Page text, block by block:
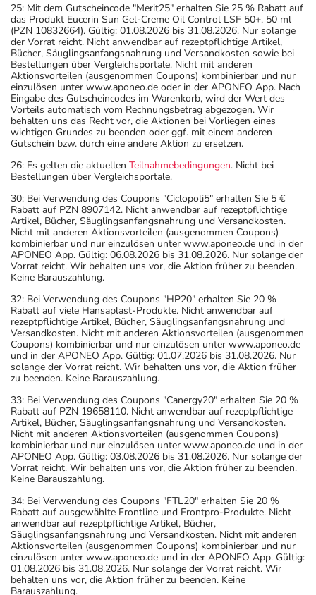
- Es kann Arzneimittel geben, mit denen
Wechselwirkungen auftreten. Sie sollten deswegen
generell vor der Behandlung mit einem neuen
Arzneimittel jedes andere, das Sie bereits anwenden,
dem Arzt oder Apotheker angeben. Das gilt auch für
Arzneimittel, die Sie selbst kaufen, nur gelegentlich
anwenden oder deren Anwendung schon einige Zeit
zurückliegt.
Bitte verwenden Sie dieses Arzneimittel nicht mehr nach
dem auf der Packung oder der Umverpackung
angegebenen Verfallsdatum. Das Verfallsdatum bezieht
sich auf den letzten Tag des angegebenen Monats.
25: Mit dem Gutscheincode "Merit25" erhalten Sie 25 % Rabatt auf
das Produkt Eucerin Sun Gel-Creme Oil Control LSF 50+, 50 ml
(PZN 10832664). Gültig: 01.08.2026 bis 31.08.2026. Nur solange
der Vorrat reicht. Nicht anwendbar auf rezeptpflichtige Artikel,
Bücher, Säuglingsanfangsnahrung und Versandkosten sowie bei
Bestellungen über Vergleichsportale. Nicht mit anderen
Aktionsvorteilen (ausgenommen Coupons) kombinierbar und nur
einzulösen unter www.aponeo.de oder in der APONEO App. Nach
Eingabe des Gutscheincodes im Warenkorb, wird der Wert des
Vorteils automatisch vom Rechnungsbetrag abgezogen. Wir
behalten uns das Recht vor, die Aktionen bei Vorliegen eines
wichtigen Grundes zu beenden oder ggf. mit einem anderen
Gutschein bzw. durch eine andere Aktion zu ersetzen.
26: Es gelten die aktuellen Teilnahmebedingungen. Nicht bei
Bestellungen über Vergleichsportale.
30: Bei Verwendung des Coupons "Ciclopoli5" erhalten Sie 5 €
Rabatt auf PZN 8907142. Nicht anwendbar auf rezeptpflichtige
Artikel, Bücher, Säuglingsanfangsnahrung und Versandkosten.
Nicht mit anderen Aktionsvorteilen (ausgenommen Coupons)
kombinierbar und nur einzulösen unter www.aponeo.de und in der
APONEO App. Gültig: 06.08.2026 bis 31.08.2026. Nur solange der
Vorrat reicht. Wir behalten uns vor, die Aktion früher zu beenden.
Keine Barauszahlung.
32: Bei Verwendung des Coupons "HP20" erhalten Sie 20 %
Rabatt auf viele Hansaplast-Produkte. Nicht anwendbar auf
rezeptpflichtige Artikel, Bücher, Säuglingsanfangsnahrung und
Versandkosten. Nicht mit anderen Aktionsvorteilen (ausgenommen
Coupons) kombinierbar und nur einzulösen unter www.aponeo.de
und in der APONEO App. Gültig: 01.07.2026 bis 31.08.2026. Nur
solange der Vorrat reicht. Wir behalten uns vor, die Aktion früher
zu beenden. Keine Barauszahlung.
33: Bei Verwendung des Coupons "Canergy20" erhalten Sie 20 %
Rabatt auf PZN 19658110. Nicht anwendbar auf rezeptpflichtige
Artikel, Bücher, Säuglingsanfangsnahrung und Versandkosten.
Nicht mit anderen Aktionsvorteilen (ausgenommen Coupons)
kombinierbar und nur einzulösen unter www.aponeo.de und in der
APONEO App. Gültig: 03.08.2026 bis 31.08.2026. Nur solange der
Vorrat reicht. Wir behalten uns vor, die Aktion früher zu beenden.
Keine Barauszahlung.
34: Bei Verwendung des Coupons "FTL20" erhalten Sie 20 %
Rabatt auf ausgewählte Frontline und Frontpro-Produkte. Nicht
anwendbar auf rezeptpflichtige Artikel, Bücher,
Säuglingsanfangsnahrung und Versandkosten. Nicht mit anderen
Aktionsvorteilen (ausgenommen Coupons) kombinierbar und nur
einzulösen unter www.aponeo.de und in der APONEO App. Gültig:
01.08.2026 bis 31.08.2026. Nur solange der Vorrat reicht. Wir
behalten uns vor, die Aktion früher zu beenden. Keine
Barauszahlung.